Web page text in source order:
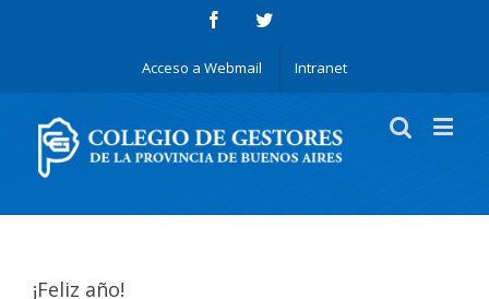
Acceso a Webmail Intranet
¡Feliz año!